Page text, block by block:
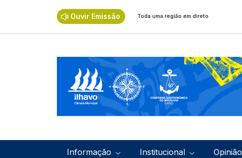
Ouvir Emissão Toda uma região em direto
Navegação principal
Informação Institucional Opinião